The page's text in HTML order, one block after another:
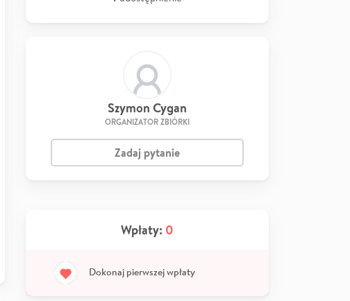
Szymon Cygan
ORGANIZATOR ZBIÓRKI
Zadaj pytanie
Wpłaty: 0
Dokonaj pierwszej wpłaty